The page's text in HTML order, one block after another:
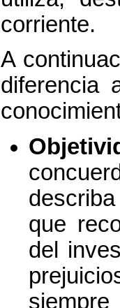
corriente.
A
diferencia
que
del